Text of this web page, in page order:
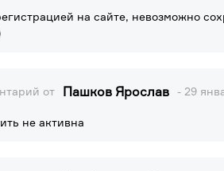
на сайте, невозможно
от Пашков Ярослав - 29
не активна